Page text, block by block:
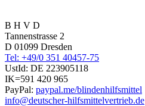
B H V D
Tannenstrasse 2
D 01099 Dresden
Tel: +49/0 351 40457-75
UstId: DE 223905118
IK=591 420 965
PayPal: paypal.me/blindenhilfsmittel
info@deutscher-hilfsmittelvertrieb.de